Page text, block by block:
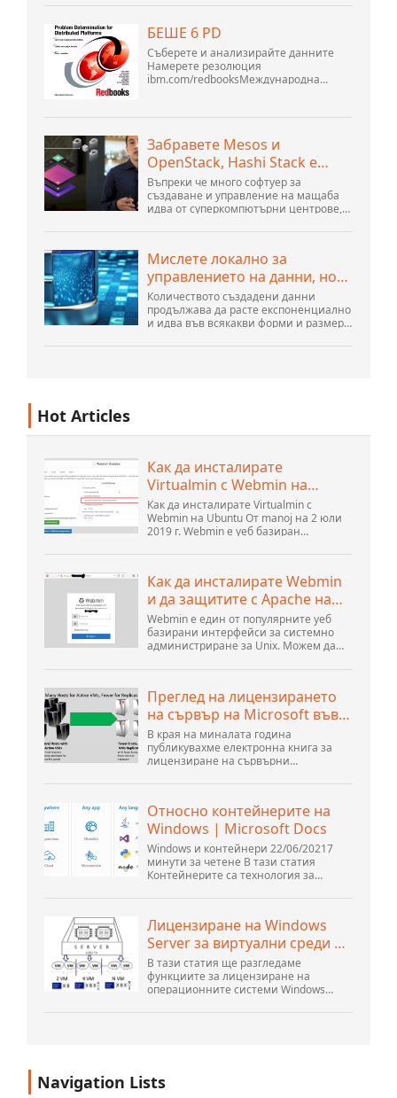
да се адаптира към променящия се
септември. Добре дошли в нашите
.htacces...
БЕШЕ 6 PD
Съберете и анализирайте данните
Намерете резолюция
ibm.com/redbooksМеждународна
Server V6 Определяне на проблеми за
2005 г. SG2...
Забравете Mesos и
OpenStack, Hashi Stack е
новата следваща платформа
Въпреки че много софтуер за
създаване и управление на мащаба
идва от суперкомпютърни центрове,
създатели на публични облаци, все
от хората...
Мислете локално за
управлението на данни, но
действайте глобално
Количеството създадени данни
продължава да расте експоненциално
и идва във всякакви форми и размери
структуриран и – все повече –
Hot Articles
Как да инсталирате
Virtualmin с Webmin на
Ubuntu - Interserver ...
Как да инсталирате Virtualmin с
Webmin на Ubuntu От manoj на 2 юли
2019 г. Webmin е уеб базиран
настроите потребителски акаунт,
Той е много удобен за потребителя...
Как да инсталирате Webmin
и да защитите с Apache на
Ubuntu 18.04 ...
Webmin е един от популярните уеб
базирани интерфейси за системно
администриране за Unix. Можем да
помощта на подходящите модули
официални модули...
Преглед на лицензирането
на сървър на Microsoft във
виртуална среда
В края на миналата година
публикувахме електронна книга за
лицензиране на сървърни
във виртуална среда. Това беше
Маурер и Андрю Сиревиче. Към...
Относно контейнерите на
Windows | Microsoft Docs
Windows и контейнери 22/06/20217
минути за четене В тази статия
Контейнерите са технология за
Linux приложения в различни среди
Лицензиране на Windows
Server за виртуални среди |
Windows...
В тази статия ще разгледаме
функциите за лицензиране на
операционните системи Windows
точка на новия лицензионен модел
Navigation Lists